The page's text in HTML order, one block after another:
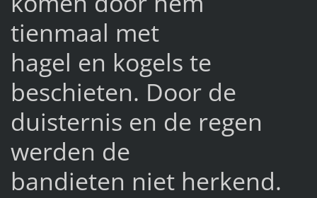
tienmaal met
hagel en kogels te
beschieten. Door de
duisternis en de regen
werden de
bandieten niet herkend.